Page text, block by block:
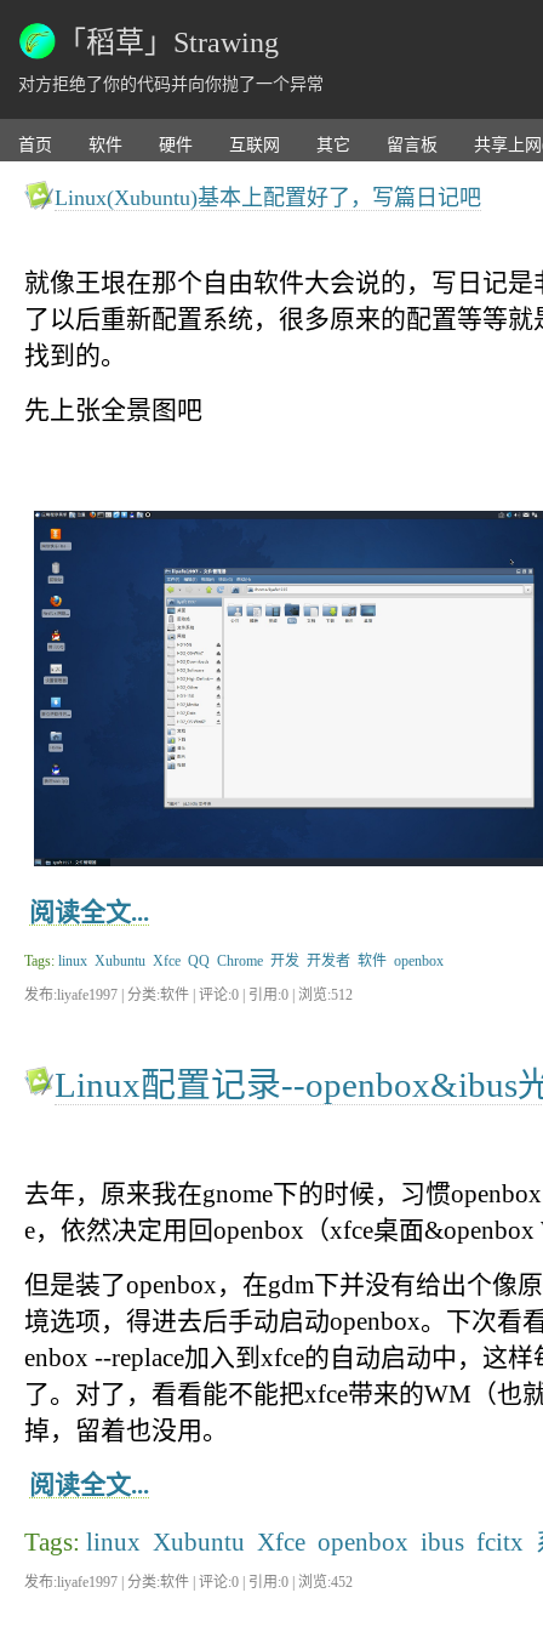
「稻草」Strawing
对方拒绝了你的代码并向你抛了一个异常
首页 软件 硬件 互联网 其它 留言板 共享上
Linux(Xubuntu)基本上配置好了，写篇日记吧
就像王垠在那个自由软件大会说的，写日记
了以后重新配置系统，很多原来的配置等等
找到的。
先上张全景图吧
阅读全文...
Tags: linux Xubuntu Xfce QQ Chrome 开发 开发者 软件 openbox
发布:liyafe1997 | 分类:软件 | 评论:0 | 引用:0 | 浏览:512
Linux配置记录--openbox&ibus
去年，原来我在gnome下的时候，习惯
e，依然决定用回openbox（xfce桌面
但是装了openbox，在gdm下并没有给出个像
境选项，得进去后手动启动openbox。下次看
enbox --replace加入到xfce的自动启动中，这
了。对了，看看能不能把xfce带来的WM（也
掉，留着也没用。
阅读全文...
Tags: linux Xubuntu Xfce openbox ibus fcitx
发布:liyafe1997 | 分类:软件 | 评论:0 | 引用:0 | 浏览:452